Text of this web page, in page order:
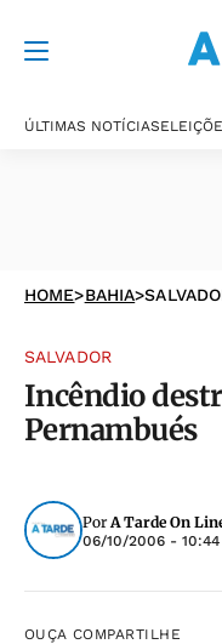
ÚLTIMAS NOTÍCIAS
HOME>BAHIA>
SALVADOR
Incêndio
Pernambués
PorA Tarde On
06/10/2006 - 10:44
OUÇA COMPARTILHE